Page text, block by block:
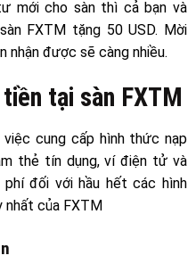
mới cho sàn thì cả bạn và
FXTM tặng 50 USD. Mời
nhận được sẽ càng nhiều.
tại sàn FXTM
cung cấp hình thức nạp
thẻ tín dụng, ví điện tử và
phí đối với hầu hết các hình
của FXTM